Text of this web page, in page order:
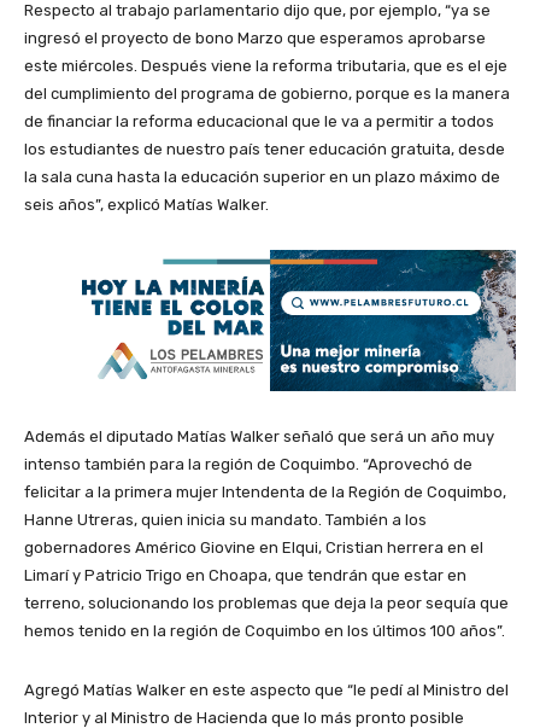
Respecto al trabajo parlamentario dijo que, por ejemplo, “ya se
ingresó el proyecto de bono Marzo que esperamos aprobarse
este miércoles. Después viene la reforma tributaria, que es el eje
del cumplimiento del programa de gobierno, porque es la manera
de financiar la reforma educacional que le va a permitir a todos
los estudiantes de nuestro país tener educación gratuita, desde
la sala cuna hasta la educación superior en un plazo máximo de
seis años”, explicó Matías Walker.
Además el diputado Matías Walker señaló que será un año muy
intenso también para la región de Coquimbo. “Aprovechó de
felicitar a la primera mujer Intendenta de la Región de Coquimbo,
Hanne Utreras, quien inicia su mandato. También a los
gobernadores Américo Giovine en Elqui, Cristian herrera en el
Limarí y Patricio Trigo en Choapa, que tendrán que estar en
terreno, solucionando los problemas que deja la peor sequía que
hemos tenido en la región de Coquimbo en los últimos 100 años”.
Agregó Matías Walker en este aspecto que “le pedí al Ministro del
Interior y al Ministro de Hacienda que lo más pronto posible